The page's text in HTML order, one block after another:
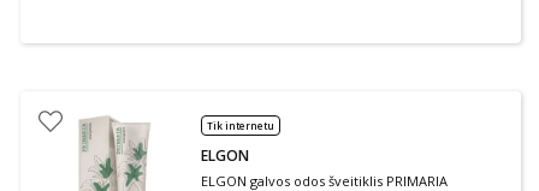
Tik internetu
ELGON
ELGON galvos odos šveitiklis PRIMARIA